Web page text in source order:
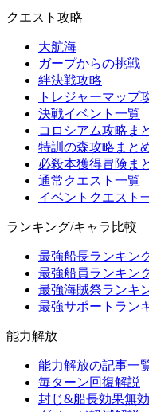
クエスト攻略
大航海
ガープからの挑戦
絆決戦攻略
トレジャーマップ
決戦イベント一覧
コロシアム攻略ま
特訓の森攻略まと
必殺本獲得冒険ま
通常クエスト一覧
イベントクエスト
ランキング/キャラ比較
最強船長ランキン
最強船員ランキン
最強海賊祭ランキ
最強サポートラン
能力解放
能力解放の記事一
毎ターン回復解説
封じ&船長効果無